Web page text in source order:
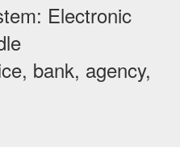
Electronic
bank, agency,